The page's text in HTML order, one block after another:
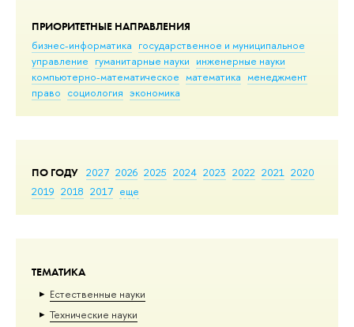
ПРИОРИТЕТНЫЕ НАПРАВЛЕНИЯ
бизнес-информатика государственное и муниципальное
управление гуманитарные науки инженерные науки
компьютерно-математическое математика менеджмент
право социология экономика
ПО ГОДУ 2027 2026 2025 2024 2023 2022 2021 2020
2019 2018 2017 еще
ТЕМАТИКА
Естественные науки
Тех­ничес­кие науки